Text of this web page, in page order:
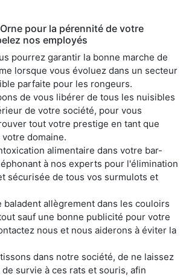
pour la pérennité de votre
nos employés
pourrez garantir la bonne marche de
lorsque vous évoluez dans un secteur
parfaite pour les rongeurs.
de vous libérer de tous les nuisibles
de votre société, pour vous
tout votre prestige en tant que
domaine.
alimentaire dans votre bar-
à nos experts pour l'élimination
sécurisée de tous vos surmulots et
baladent allègrement dans les couloirs
sauf une bonne publicité pour votre
nous et nous aiderons à éviter la
dans notre société, de ne laissez
survie à ces rats et souris, afin